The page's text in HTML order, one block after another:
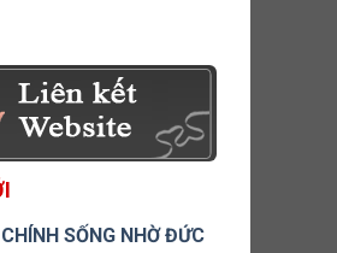
SỐNG NHỜ ĐỨC